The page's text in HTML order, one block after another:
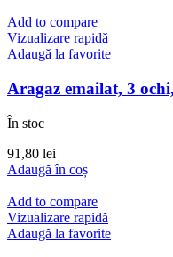
Add to compare
Vizualizare rapidă
Adaugă la favorite
Aragaz emailat, 3
În stoc
91,80 lei
Adaugă în coș
Add to compare
Vizualizare rapidă
Adaugă la favorite